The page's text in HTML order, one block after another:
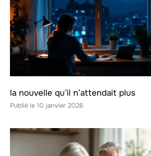
la nouvelle qu’il n’attendait plus
10 janvier 2026